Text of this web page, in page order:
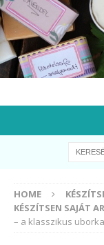
HOME
KÉSZÍTSEN SAJÁT
– a klasszikus